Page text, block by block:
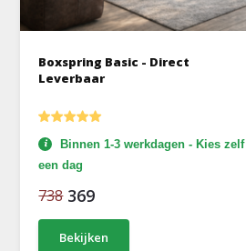
Boxspring Basic - Direct
Leverbaar
Binnen 1-3 werkdagen - Kies zelf
een dag
738 369
Bekijken